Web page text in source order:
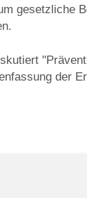
gesetzliche
der